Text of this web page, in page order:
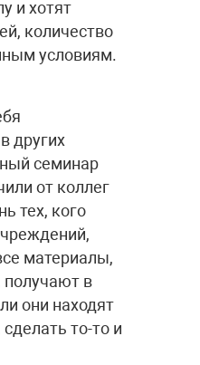
и хотят
количество
условиям.
других
семинар
от коллег
тех, кого
материалы,
получают в
они находят
то-то и